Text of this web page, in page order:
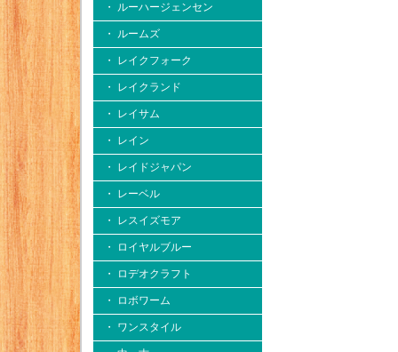
・ ルーハージェンセン
・ ルームズ
・ レイクフォーク
・ レイクランド
・ レイサム
・ レイン
・ レイドジャパン
・ レーベル
・ レスイズモア
・ ロイヤルブルー
・ ロデオクラフト
・ ロボワーム
・ ワンスタイル